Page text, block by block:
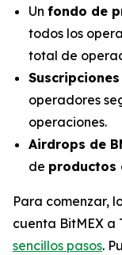
Un fondo de
todos los
total de
operadores
operaciones.
Airdrops de
de productos
Para comenzar,
cuenta BitMEX a
sencillos pasos.